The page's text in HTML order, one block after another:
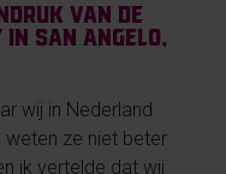
van de
San Angelo,
wij in Nederland
weten ze niet beter
ik vertelde dat wij